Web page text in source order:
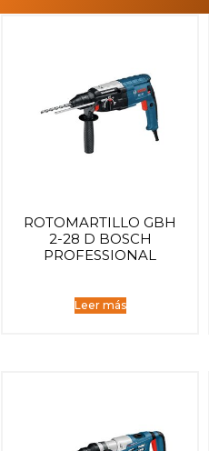
ROTOMARTILLO GBH
2-28 D BOSCH
PROFESSIONAL
Leer más